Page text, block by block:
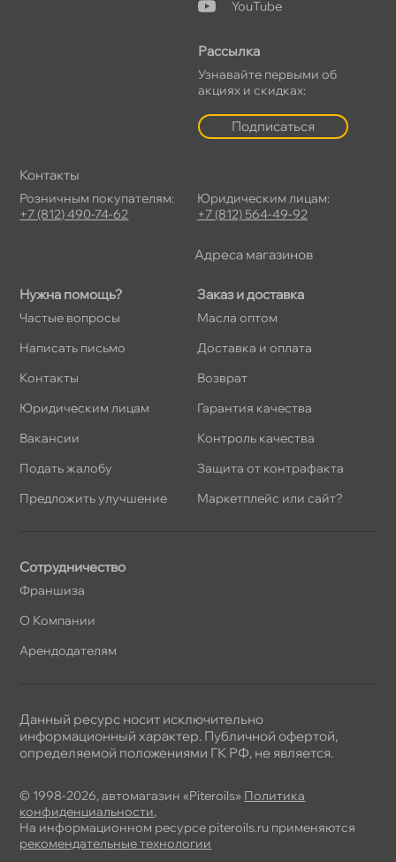
Нужна помощь?
Частые вопросы
Написать письмо
Контакты
Юридическим лицам
акансии
Подать жалобу
Предложить улучшение
Заказ и доставка
Масла оптом
Доставка и оплата
озврат
Гарантия качества
Контроль качества
Защита от контрафакта
Маркетплейс или сайт?
YouTube
Рассылка
Узнавайте первыми о
акциях и скидках:
Подписаться
Сотрудничество
Франшиза
О Компании
Арендодателям
Контакты
Розничным покупателям:
+7 (812) 490-74-62
Юридическим лицам:
+7 (812) 564-49-92
Адреса магазино
© 1998-2026, автомагазин «Piteroils» Политика
конфиденциальности,
На информационном ресурсе piteroils.ru применяются
рекомендательные технологии
Данный ресурс носит исключительно
информационный характер. Публичной офертой,
определяемой положениями ГК РФ, не является.